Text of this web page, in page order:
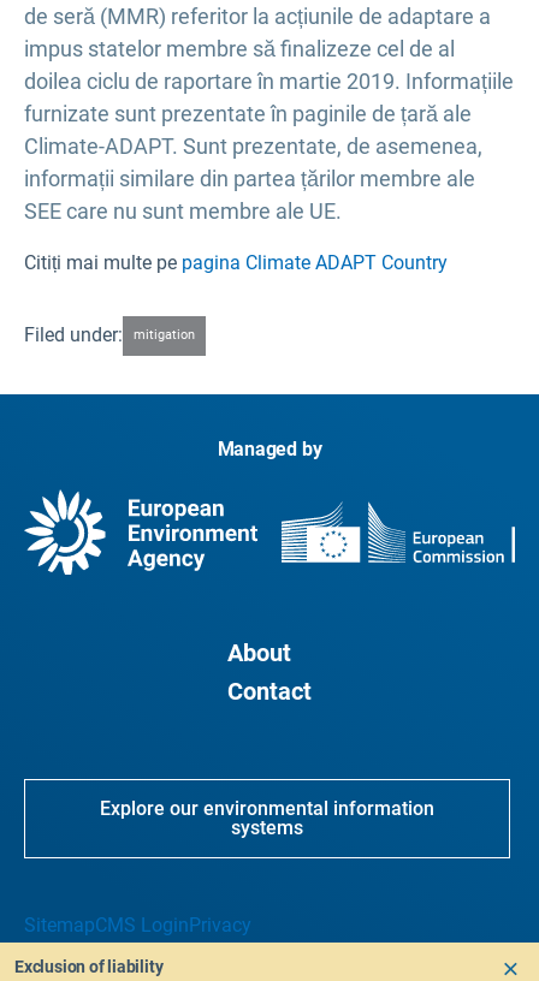
de seră (MMR) referitor la acțiunile de adaptare a
impus statelor membre să finalizeze cel de al
doilea ciclu de raportare în martie 2019. Informațiile
furnizate sunt prezentate în paginile de țară ale
Climate-ADAPT. Sunt prezentate, de asemenea,
informații similare din partea țărilor membre ale
SEE care nu sunt membre ale UE.
Citiți mai multe pe pagina Climate ADAPT Country
Filed under: mitigation
Managed by
About
Contact
Explore our environmental information
systems
SitemapCMS Login Privacy
Exclusion of liability